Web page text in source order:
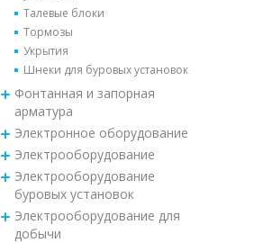
Талевые блоки
Тормозы
Укрытия
Шнеки для буровых установок
Фонтанная и запорная
арматура
Электронное оборудование
Электрооборудование
Электрооборудование
буровых установок
Электрооборудование для
добычи